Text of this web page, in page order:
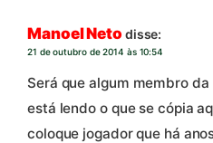
Manoel Neto disse:
21 de outubro de 2014 às 10:54
Será que algum membro
está lendo o que se cópia
coloque jogador que há